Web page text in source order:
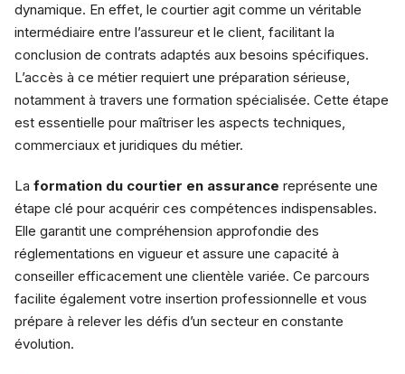
dynamique. En effet, le courtier agit comme un véritable
intermédiaire entre l’assureur et le client, facilitant la
conclusion de contrats adaptés aux besoins spécifiques.
L’accès à ce métier requiert une préparation sérieuse,
notamment à travers une formation spécialisée. Cette étape
est essentielle pour maîtriser les aspects techniques,
commerciaux et juridiques du métier.
La formation du courtier en assurance représente une
étape clé pour acquérir ces compétences indispensables.
Elle garantit une compréhension approfondie des
réglementations en vigueur et assure une capacité à
conseiller efficacement une clientèle variée. Ce parcours
facilite également votre insertion professionnelle et vous
prépare à relever les défis d’un secteur en constante
évolution.